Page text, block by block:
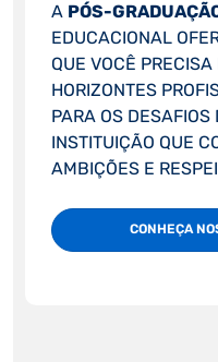
A PÓS-
EDUCACIONAL
QUE VOCÊ
HORIZONTES
PARA OS DESAFIOS
INSTITUIÇÃO QUE
AMBIÇÕES E
CONHEÇA